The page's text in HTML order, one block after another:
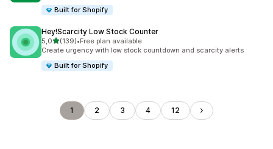
Built for Shopify
Hey!Scarcity Low Stock Counter
5,05 yıldız üzerinden
(139)
toplam 139 değerlendirme
•Free plan available
Create urgency with low stock countdown and scarcity alerts
Built for Shopify
1 2 3 4 12